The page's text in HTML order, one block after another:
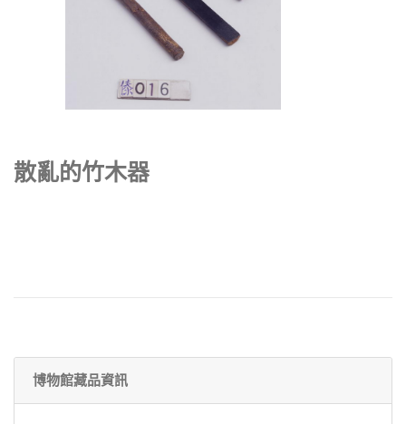
散亂的竹木器
博物館藏品資訊